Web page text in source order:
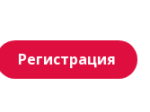
Регистрация